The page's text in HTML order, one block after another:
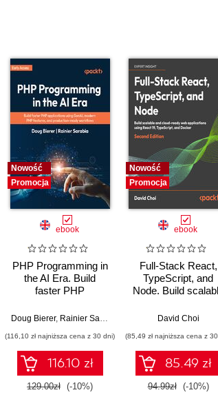
Nowość
Promocja
ebook
PHP Programming in
the AI Era. Build
faster PHP
GenAI, modern PHP
production-ready
workflows
Doug Bierer, Rainier Sarabia
(116,10 zł najniższa cena z 30 dni)
116.10 zł
129.00zł (-10%)
Nowość
Promocja
ebook
Full-Stack React,
TypeScript, and
Node. Build
applications using
and Docker -
Edition
David Choi
(85,49 zł najniższa cena z
85.49 zł
94.99zł (-10%)